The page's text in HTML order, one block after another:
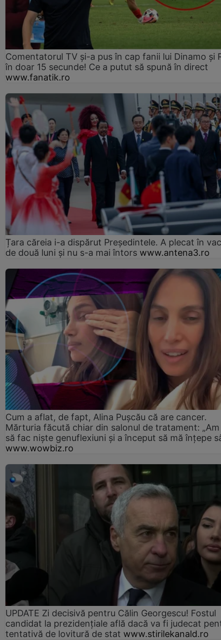
Comentatorul TV și-a pus în cap fanii lui Dinamo și
în doar 15 secunde! Ce a putut să spună în direct
www.fanatik.ro
Țara căreia i-a dispărut Președintele. A plecat în
de două luni și nu s-a mai întors www.antena3.ro
Cum a aflat, de fapt, Alina Pușcău că are cancer.
Mărturia făcută chiar din salonul de tratament:
să fac niște genuflexiuni și a început să mă înțepe
www.wowbiz.ro
UPDATE Zi decisivă pentru Călin Georgescu! Fostul
candidat la prezidențiale află dacă va fi judecat
tentativă de lovitură de stat www.stirilekanald.ro